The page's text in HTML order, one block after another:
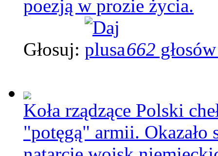
poezją w prozie życia.
Głosuj: 662
Koła rządzące Polski
"potęgą" armii. Okazało